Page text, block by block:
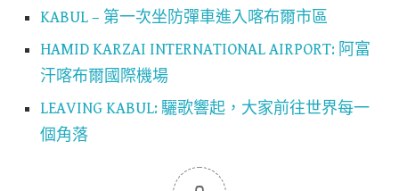
KABUL – 第一次坐防彈車進入喀布爾市區
HAMID KARZAI INTERNATIONAL AIRPORT: 阿富
汗喀布爾國際機場
LEAVING KABUL: 驪歌響起，大家前往世界每一
個角落